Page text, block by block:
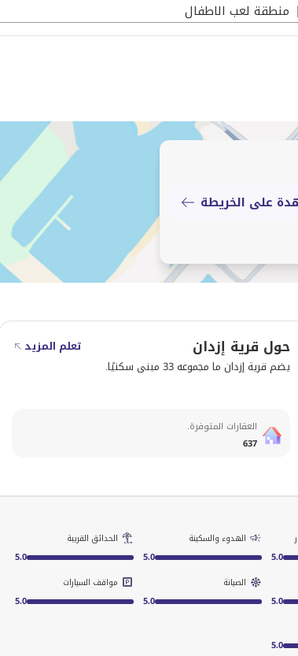
استمتع بأسلوب حياة راقٍ في هذه الشقة المفروشة بالكامل بغرفتي نوم في قرى إزدان الشمالية 2 – الوكرة. تم تصميم
السكنية سريعة النمو والمعروفة بهدوئها وأجوائها العائلية، مع
الحياة اليومية، لتوفر نمط حياة متوازن بعيدًا عن
منطقة لعب الاطفال
على الخريطة
حول قرية إزدان
تعلم المزيد
يضم قرية إزدان ما مجموعه 33 مبنى سكنيًا.
العقارات المتوفرة.
637
5.0
الهدوء والسكينة
5.0
الحدائق القريبة
5.0
5.0
الصيانة
5.0
مواقف السيارات
5.0
5.0